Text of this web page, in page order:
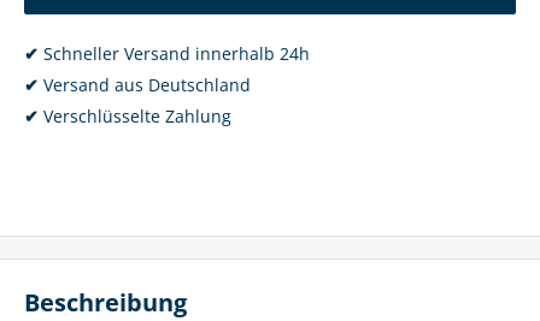
✔ Schneller Versand innerhalb 24h
✔ Versand aus Deutschland
✔ Verschlüsselte Zahlung
Beschreibung